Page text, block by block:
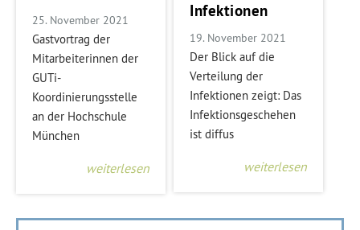
25. November 2021
Gastvortrag der
Mitarbeiterinnen der
GUTi-
Koordinierungsstelle
an der Hochschule
München
weiterlesen
Infektionen
19. November 2021
Der Blick auf die
Verteilung der
Infektionen zeigt: Das
Infektionsgeschehen
ist diffus
weiterlesen